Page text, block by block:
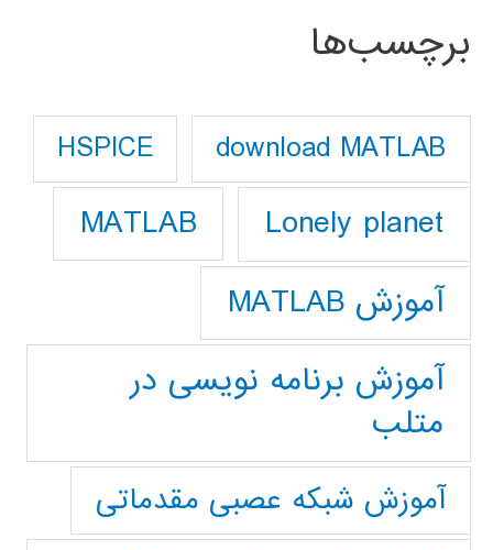
برچسب‌ها
download MATLAB
HSPICE
Lonely planet
MATLAB
آموزش MATLAB
آموزش برنامه نویسی در
متلب
آموزش شبکه عصبی مقدماتی